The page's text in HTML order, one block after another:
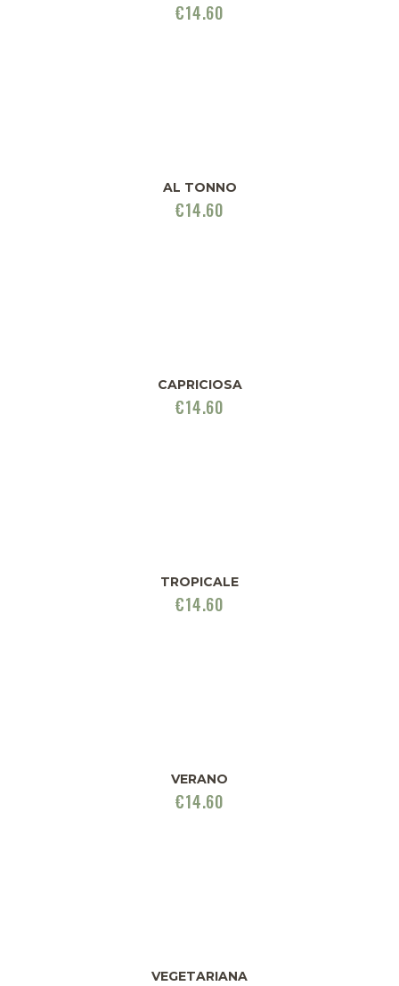
€14.60
AL TONNO
€14.60
CAPRICIOSA
€14.60
TROPICALE
€14.60
VERANO
€14.60
VEGETARIANA